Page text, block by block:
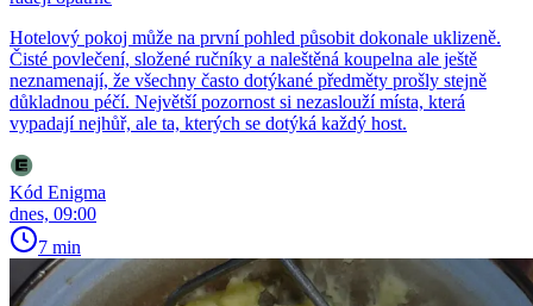
Hotelový pokoj může na první pohled působit dokonale uklizeně.
Čisté povlečení, složené ručníky a naleštěná koupelna ale ještě
neznamenají, že všechny často dotýkané předměty prošly stejně
důkladnou péčí. Největší pozornost si nezaslouží místa, která
vypadají nejhůř, ale ta, kterých se dotýká každý host.
Kód Enigma
dnes, 09:00
7 min